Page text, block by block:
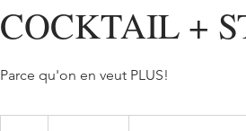
COCKTAIL +
Parce qu'on en veut PLUS!